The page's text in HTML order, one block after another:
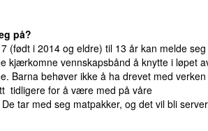
på?
(født i 2014 og eldre) til 13 år kan melde seg
kjærkomne vennskapsbånd å knytte i løpet
Barna behøver ikke å ha drevet med verken
tidligere for å være med på våre
tar med seg matpakker, og det vil bli